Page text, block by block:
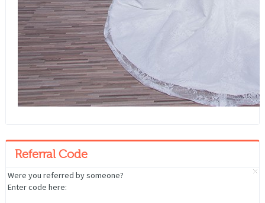
Referral Code
Were you referred by someone?
Enter code here: